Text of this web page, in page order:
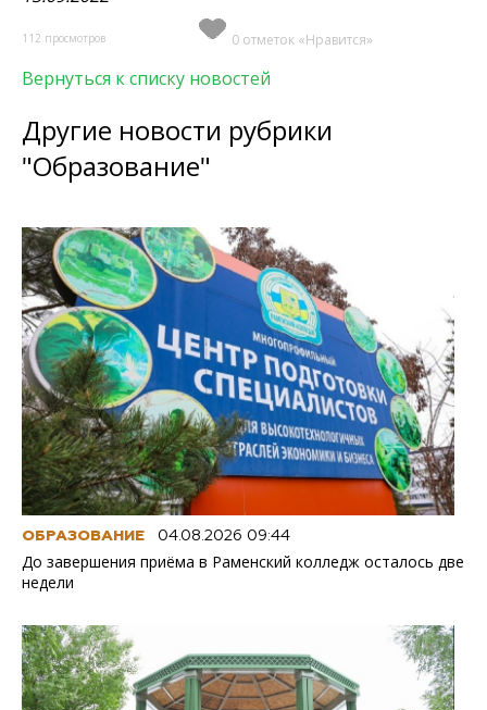
112 просмотров 0 отметок «Нравится»
Вернуться к списку новостей
Другие новости рубрики
"Образование"
ОБРАЗОВАНИЕ 04.08.2026 09:44
До завершения приёма в Раменский колледж осталось две
недели